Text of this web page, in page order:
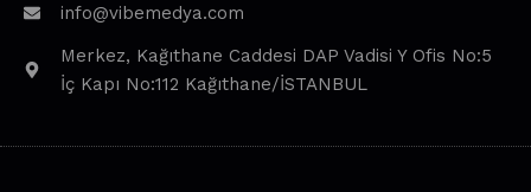
info@vibemedya.com
Merkez, Kağıthane Caddesi DAP Vadisi Y Ofis No:5
İç Kapı No:112 Kağıthane/İSTANBUL